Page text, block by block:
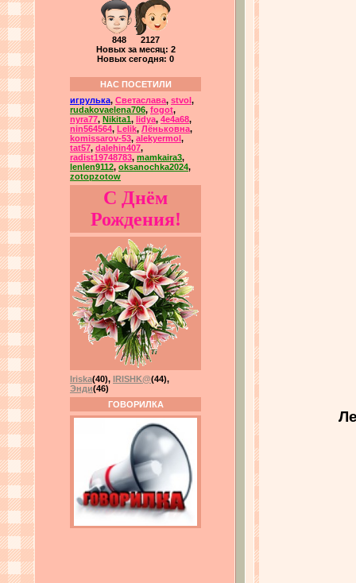
848 2127
Новых за месяц: 2
Новых сегодня: 0
НАС ПОСЕТИЛИ
игрулька, Светаслава, stvol ,
rudakovaelena706, fogot,
nyra77, Nikita1, lidya, 4e4a68,
nin564564, Lelik, Лёньковна,
komissarov-53, alekyermol ,
tat57, dalehin407,
radist19748783, mamkaira3,
lenlen9112, oksanochka2024,
zotopzotow
С Днём
Рождения!
Iriska(40), IRISHK@(44),
Энди(46)
ГОВОРИЛКА